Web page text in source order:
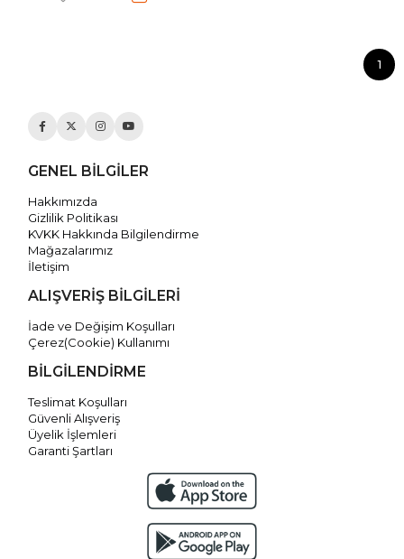
1
GENEL BİLGİLER
Hakkımızda
Gizlilik Politikası
KVKK Hakkında Bilgilendirme
Mağazalarımız
İletişim
ALIŞVERİŞ BİLGİLERİ
İade ve Değişim Koşulları
Çerez(Cookie) Kullanımı
BİLGİLENDİRME
Teslimat Koşulları
Güvenli Alışveriş
Üyelik İşlemleri
Garanti Şartları